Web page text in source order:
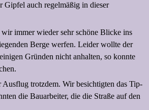
Gipfel auch regelmäßig in dieser
immer wieder sehr schöne Blicke ins
Berge werfen. Leider wollte der
Gründen nicht anhalten, so konnte
Ausflug trotzdem. Wir besichtigten das Tip-
die Bauarbeiter, die die Straße auf den